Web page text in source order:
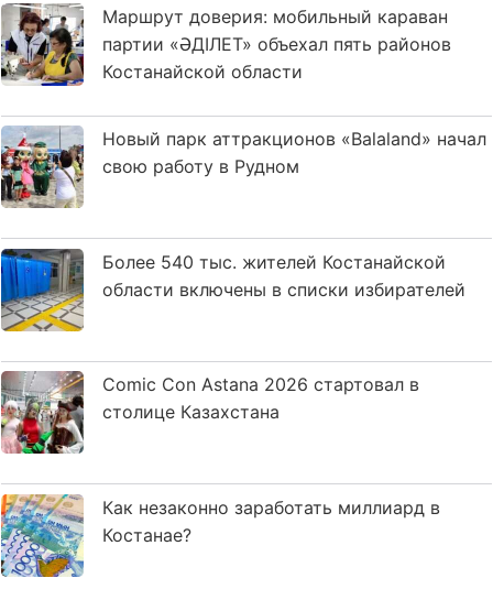
Маршрут доверия: мобильный караван
партии «ӘДІЛЕТ» объехал пять районов
Костанайской области
Новый парк аттракционов «Balaland» начал
свою работу в Рудном
Более 540 тыс. жителей Костанайской
области включены в списки избирателей
Comic Con Astana 2026 стартовал в
столице Казахстана
Как незаконно заработать миллиард в
Костанае?